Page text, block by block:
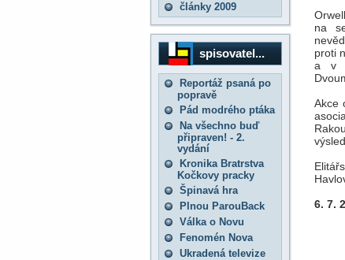
články 2009
spisovatel...
Reportáž psaná po
popravě
Pád modrého ptáka
Na všechno buď
připraven! - 2.
vydání
Kronika Bratrstva
Kočkovy pracky
Špinavá hra
Plnou ParouBack
Válka o Novu
Fenomén Nova
Ukradená televize
na
proti
a v
Akce
6. 7.